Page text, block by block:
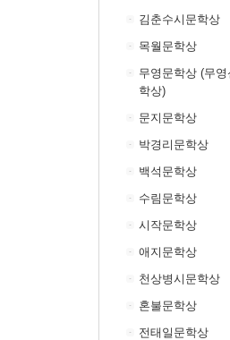
김춘수시문학상
목월문학상
무영문학상 (무영
학상)
문지문학상
박경리문학상
백석문학상
수림문학상
시작문학상
애지문학상
천상병시문학상
혼불문학상
전태일문학상